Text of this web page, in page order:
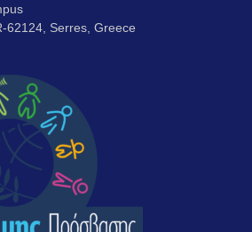
62124, Serres, Greece